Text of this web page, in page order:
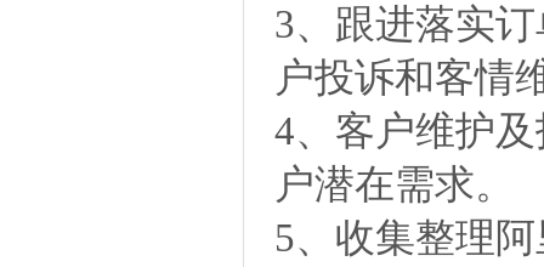
3、跟进落实
户投诉和客情
4、客户维护
户潜在需求。
5、收集整理